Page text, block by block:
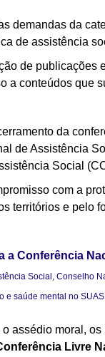
demandas da
de assistência
de
a conteúdos que
da
de Assistência
Social
com a
territórios e pelo
a Conferência
Social , Conselho
e saúde mental no SUAS
assédio moral,
Livre